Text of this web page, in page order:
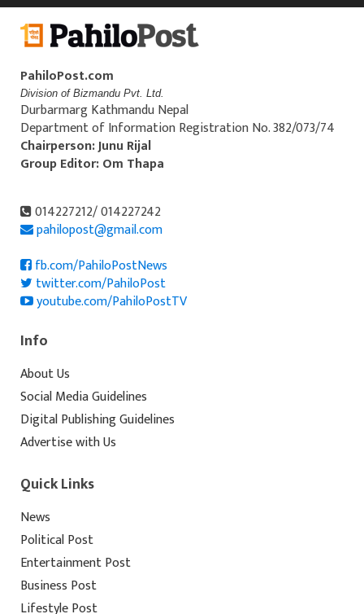
PahiloPost.com
Division of Bizmandu Pvt. Ltd.
Durbarmarg Kathmandu Nepal
Department of Information Registration No. 382/073/74
Chairperson: Junu Rijal
Group Editor: Om Thapa
014227212/ 014227242
pahilopost@gmail.com
fb.com/PahiloPostNews
twitter.com/PahiloPost
youtube.com/PahiloPostTV
Info
About Us
Social Media Guidelines
Digital Publishing Guidelines
Advertise with Us
Quick Links
News
Political Post
Entertainment Post
Business Post
Lifestyle Post